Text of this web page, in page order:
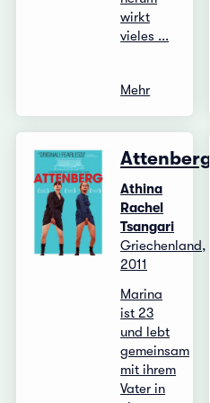
wirkt
vieles ...
Mehr
Attenberg
Athina
Rachel
Tsangari
Griechenland,
2011
Marina
ist 23
und lebt
gemeinsam
mit ihrem
Vater in